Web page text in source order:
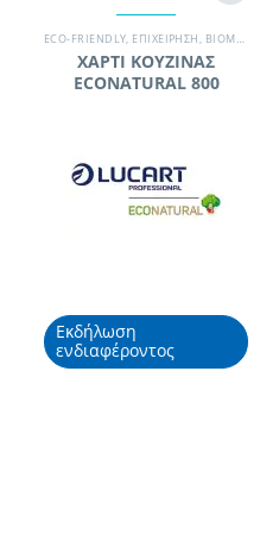
ΓΡΑΦΕΊΟ,ΕΠΑΓΓΕΛΜΑΤΙΚΆ ΧΑΡΤΙΆ,
ECO-FRIENDLY, EΠΙΧΕΊΡΗΣΗ, ΒΙΟΜΗΧΑΝΊΑ ΤΡΟΦΊΜΩΝ
ΧΑΡΤΙ ΚΟΥΖΙΝΑΣ
ECONATURAL 800
Εκδήλωση
ενδιαφέροντος